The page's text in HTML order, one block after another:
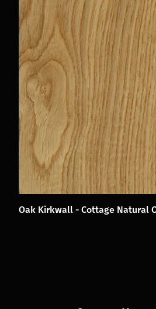
Oak Kirkwall - Cottage Natural